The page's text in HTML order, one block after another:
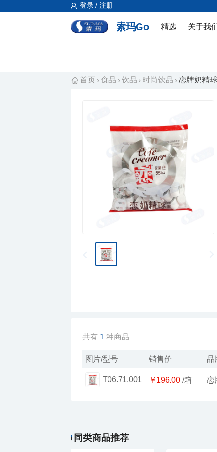
登录 / 注册
索玛Go 精选 关于我
首页 食品 饮品 时尚饮品 恋牌奶精
共有 1 种商品
图片/型号 销售价 品
T06.71.001 ￥196.00/箱 恋
同类商品推荐